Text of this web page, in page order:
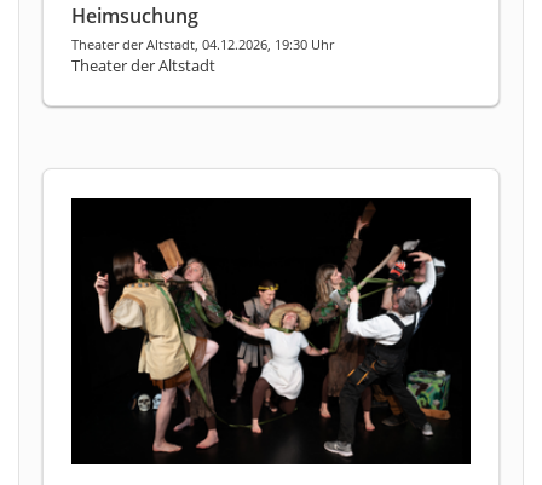
Heimsuchung
Theater der Altstadt, 04.12.2026, 19:30 Uhr
Theater der Altstadt